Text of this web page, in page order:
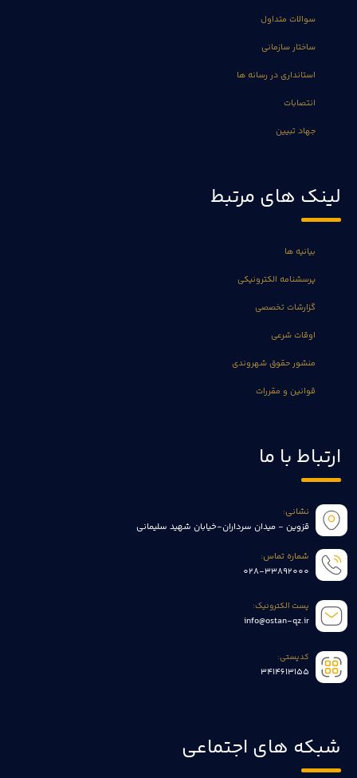
سوالات متداول
ساختار سازمانی
استانداری در رسانه ها
انتصابات
جهاد تبیین
لینک های مرتبط
بیانیه ها
پرسشنامه الکترونیکی
گزارشات تخصصی
اوقات شرعی
منشور حقوق شهروندی
قوانین و مقررات
ارتباط با ما
نشانی:
قزوین - میدان سرداران-خیابان شهید سلیمانی
شماره تماس:
028-33892000
پست الکترونیک:
info@ostan-qz.ir
کدپستی:
3414613155
شبکه های اجتماعی